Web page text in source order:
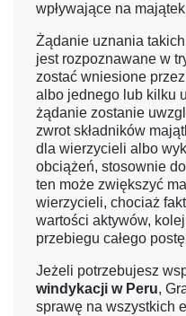
wpływające na
Żądanie uznania
jest rozpoznawane w
zostać wniesione
albo jednego lub kilku
żądanie zostanie
zwrot składników
dla wierzycieli albo
obciążeń, stosownie
ten może zwiększyć
wierzycieli, chociaż
wartości aktywów,
przebiegu całego
Jeżeli potrzebujesz
windykacji w Peru,
sprawę na wszystkich